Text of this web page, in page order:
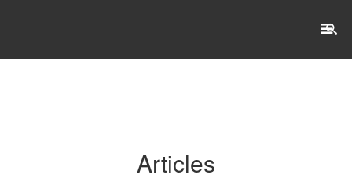
Articles
L'établissement